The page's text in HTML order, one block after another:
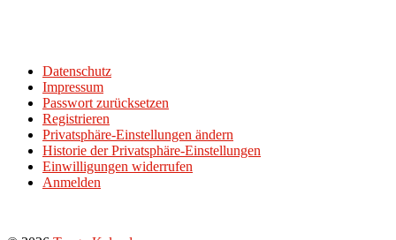
Datenschutz
Impressum
Passwort zurücksetzen
Registrieren
Privatsphäre-Einstellungen ändern
Historie der Privatsphäre-Einstellungen
Einwilligungen widerrufen
Anmelden